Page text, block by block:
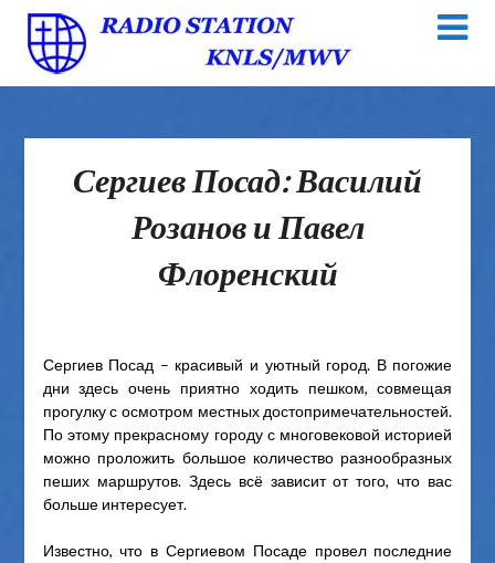
Сергиев Посад: Василий
Розанов и Павел
Флоренский
Сергиев Посад – красивый и уютный город. В погожие
дни здесь очень приятно ходить пешком, совмещая
прогулку с осмотром местных достопримечательностей.
По этому прекрасному городу с многовековой историей
можно проложить большое количество разнообразных
пеших маршрутов. Здесь всё зависит от того, что вас
больше интересует.
Известно, что в Сергиевом Посаде провел последние